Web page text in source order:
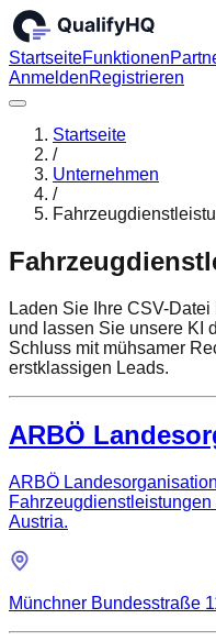
StartseiteFunktionen
AnmeldenRegistrieren
Startseite
/
Unternehmen
/
Laden Sie Ihre CSV-
und lassen Sie unsere KI
Schluss mit mühsamer
erstklassigen Leads.
ARBÖ
ARBÖ
Austria.
Münchner Bundesstraße